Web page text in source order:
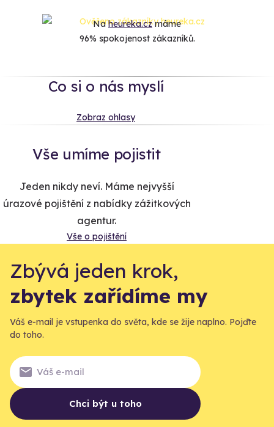
Naheureka.czmáme
96% spokojenost zákazníků.
Co si o nás myslí
Zobraz ohlasy
Vše umíme pojistit
Jeden nikdy neví. Máme nejvyšší
úrazové pojištění z nabídky zážitkových
agentur.
Vše o pojištění
Zbývá jeden krok,
zbytek zařídíme my
Váš e-mail je vstupenka do světa, kde se žije naplno. Pojďte
do toho.
Chci být u toho